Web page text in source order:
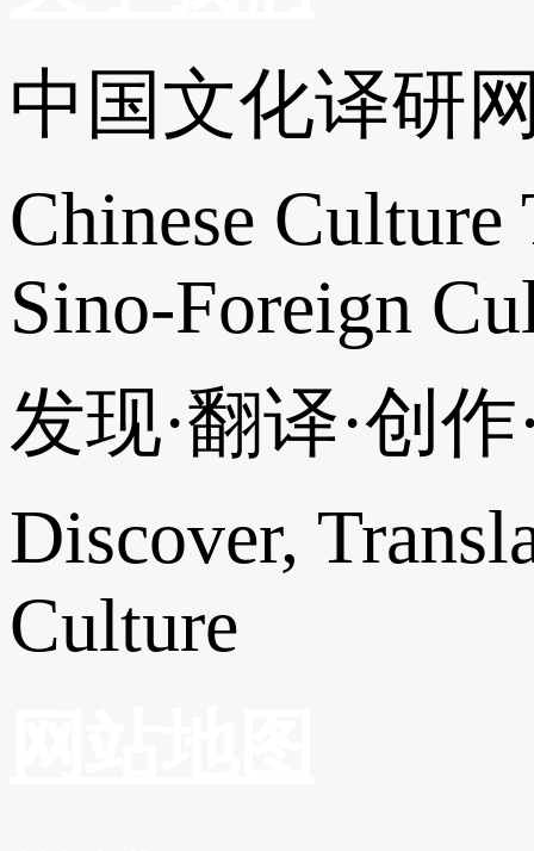
中国文化译研
Chinese
Sino-Foreign
发现·翻译·创
Discover,
Culture